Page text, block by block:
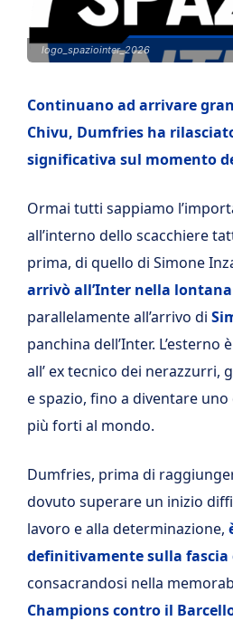
logo_spaziointer_2026
Continuano ad arrivare
Chivu, Dumfries ha
significativa sul momento
Ormai tutti sappiamo
all’interno dello scacchiere
prima, di quello di Simone
arrivò all’Inter nella lontana
parallelamente all’arrivo di
panchina dell’Inter. L’esterno
all’ ex tecnico dei nerazzurri,
e spazio, fino a diventare
più forti al mondo.
Dumfries, prima di
dovuto superare un inizio
lavoro e alla determinazione,
definitivamente sulla fascia
consacrandosi nella
Champions contro il